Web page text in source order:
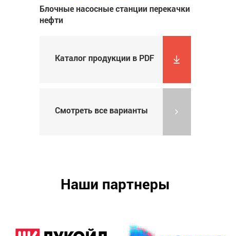
Блочные насосные станции перекачки
нефти
Каталог продукции в PDF
Смотреть все варианты
Наши партнеры